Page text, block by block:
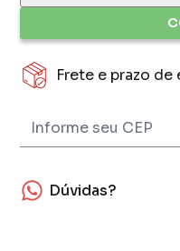
Frete e prazo de
Dúvidas?